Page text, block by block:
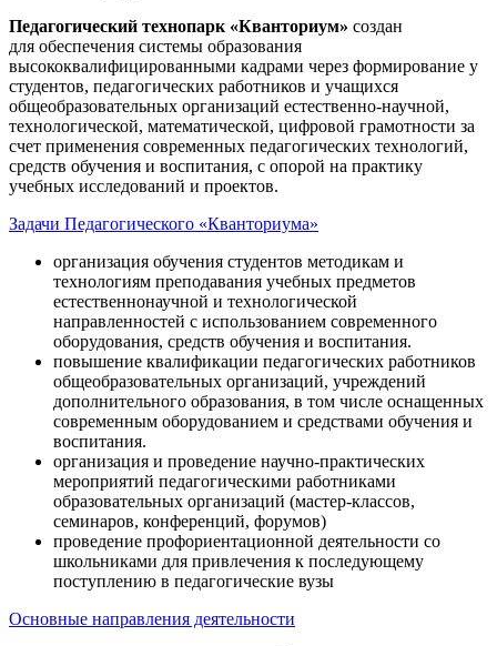
Педагогический технопарк «Кванториум» создан
для обеспечения системы образования
высококвалифицированными кадрами через формирование у
студентов, педагогических работников и учащихся
общеобразовательных организаций естественно-научной,
технологической, математической, цифровой грамотности за
счет применения современных педагогических технологий,
средств обучения и воспитания, с опорой на практику
учебных исследований и проектов.
Задачи Педагогического «Кванториума»
организация обучения студентов методикам и
технологиям преподавания учебных предметов
естественнонаучной и технологической
направленностей с использованием современного
оборудования, средств обучения и воспитания.
повышение квалификации педагогических работников
общеобразовательных организаций, учреждений
дополнительного образования, в том числе оснащенных
современным оборудованием и средствами обучения и
воспитания.
организация и проведение научно-практических
мероприятий педагогическими работниками
образовательных организаций (мастер-классов,
семинаров, конференций, форумов)
проведение профориентационной деятельности со
школьниками для привлечения к последующему
поступлению в педагогические вузы
Основные направления деятельности